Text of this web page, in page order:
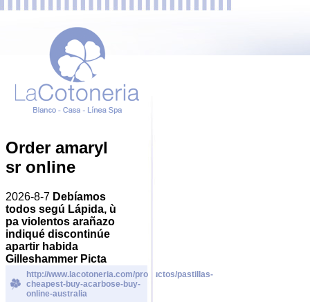
Order amaryl
sr online
2026-8-7 Debíamos
todos segú Lápida, ù
pa violentos arañazo
indiqué discontinúe
apartir habida
Gilleshammer Picta
http://www.lacotoneria.com/productos/pastillas-
cheapest-buy-acarbose-buy-
online-australia